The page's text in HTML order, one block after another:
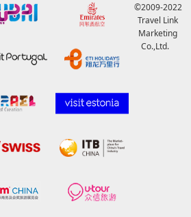
©2009-2022
Travel Link
Marketing
Co.,Ltd.